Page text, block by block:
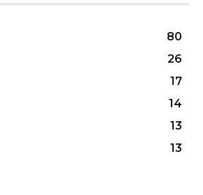
80
26
17
14
13
13